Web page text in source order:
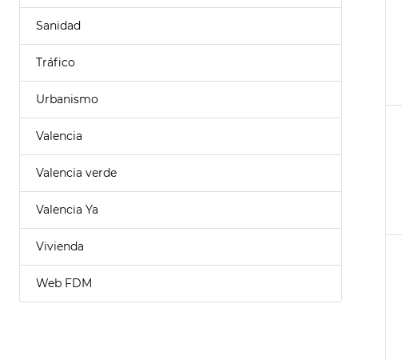
Sanidad
Tráfico
Urbanismo
Valencia
Valencia verde
Valencia Ya
Vivienda
Web FDM